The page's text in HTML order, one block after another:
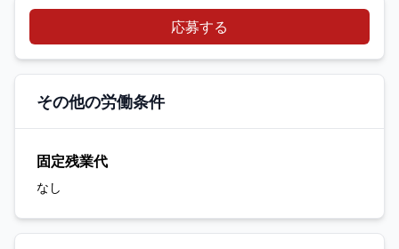
応募する
その他の労働条件
固定残業代
なし